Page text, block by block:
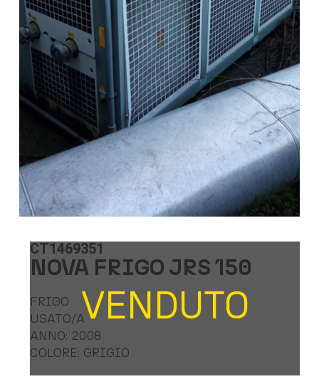
VENDUTO
CT1469351
NOVA FRIGO JRS 150
FRIGO
USATO/A
ANNO: 2008
COLORE: GRIGIO